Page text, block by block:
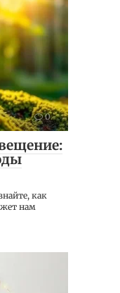
0
как
нам